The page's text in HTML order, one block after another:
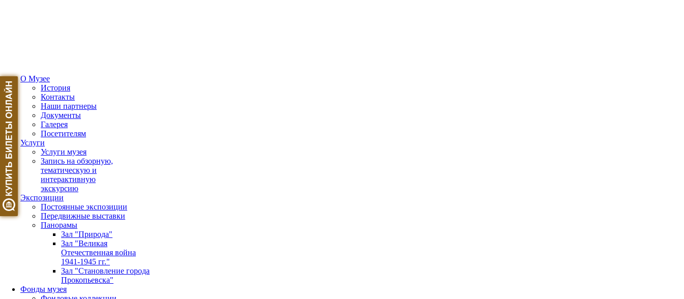
О Музее
История
Контакты
Наши партнеры
Документы
Галерея
Посетителям
Услуги
Услуги музея
Запись на обзорную,
тематическую и
интерактивную
экскурсию
Экспозиции
Постоянные экспозиции
Передвижные выставки
Панорамы
Зал "Природа"
Зал "Великая
Отечественная война
1941-1945 гг."
Зал "Становление города
Прокопьевска"
Фонды музея